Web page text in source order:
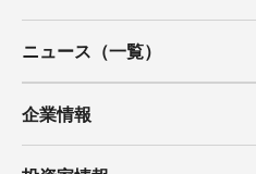
ニュース（一覧）
企業情報